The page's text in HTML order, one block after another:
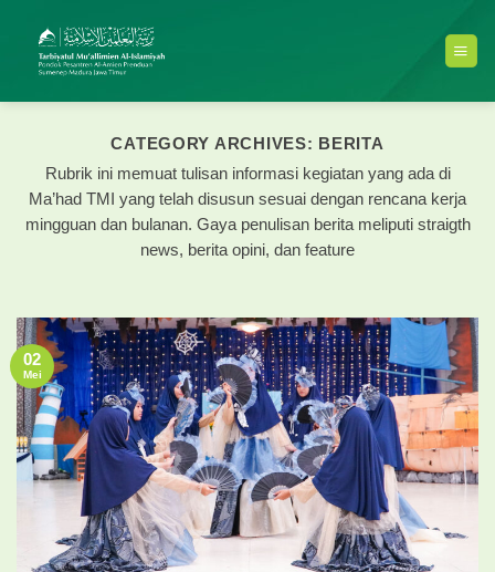
content
CATEGORY ARCHIVES: BERITA
Rubrik ini memuat tulisan informasi kegiatan yang ada di
Ma’had TMI yang telah disusun sesuai dengan rencana kerja
mingguan dan bulanan. Gaya penulisan berita meliputi straigth
news, berita opini, dan feature
02
Mei